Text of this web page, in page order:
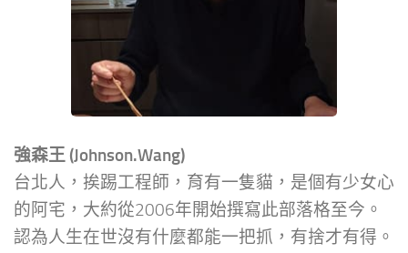
強森王 (Johnson.Wang)
台北人，挨踢工程師，育有一隻貓，是個有少女心
的阿宅，大約從2006年開始撰寫此部落格至今。
認為人生在世沒有什麼都能一把抓，有捨才有得。